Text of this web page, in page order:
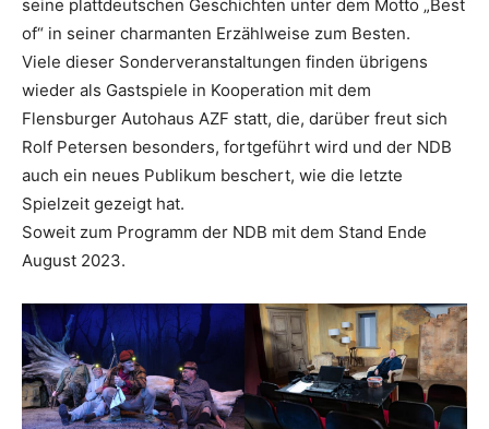
seine plattdeutschen Geschichten unter dem Motto „Best
of“ in seiner charmanten Erzählweise zum Besten.
Viele dieser Sonderveranstaltungen finden übrigens
wieder als Gastspiele in Kooperation mit dem
Flensburger Autohaus AZF statt, die, darüber freut sich
Rolf Petersen besonders, fortgeführt wird und der NDB
auch ein neues Publikum beschert, wie die letzte
Spielzeit gezeigt hat.
Soweit zum Programm der NDB mit dem Stand Ende
August 2023.